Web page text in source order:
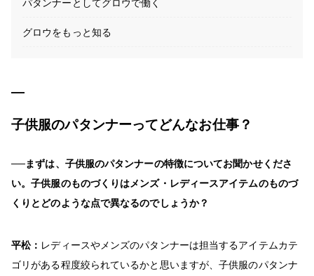
グロウをもっと知る
子供服のパタンナーってどんなお仕事？
──まずは、子供服のパタンナーの特徴についてお聞かせくださ
い。子供服のものづくりはメンズ・レディースアイテムのものづ
くりとどのような点で異なるのでしょうか？
平松： レディースやメンズのパタンナーは担当するアイテムカテ
ゴリがある程度絞られているかと思いますが、子供服のパタンナ